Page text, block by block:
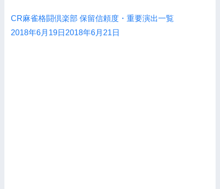
CR麻雀格闘倶楽部 保留信頼度・重要演出一覧
2018年6月19日 2018年6月21日